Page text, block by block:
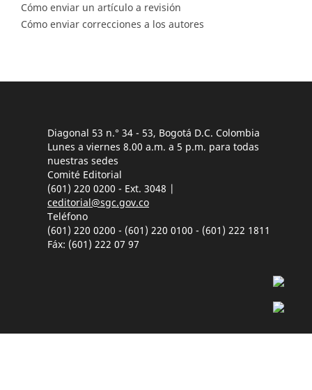
Cómo enviar un artículo a revisión
Cómo enviar correcciones a los autores
Diagonal 53 n.° 34 - 53, Bogotá D.C. Colombia
Lunes a viernes 8.00 a.m. a 5 p.m. para todas
nuestras sedes
Comité Editorial
(601) 220 0200 - Ext. 3048 |
ceditorial@sgc.gov.co
Teléfono
(601) 220 0200 - (601) 220 0100 - (601) 222 1811
Fáx: (601) 222 07 97